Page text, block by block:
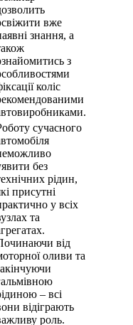
вже
знання, а
з
коліс
сучасного
без
рідин,
присутні
у всіх
та
від
оливи та
– всі
відіграють
роль.